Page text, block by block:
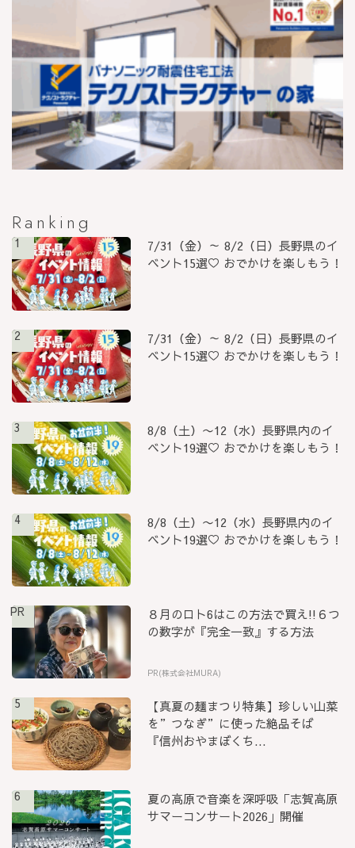
Ranking
1
7/31（金）～ 8/2（日）長野県のイ
ベント15選♡ おでかけを楽しもう！
2
7/31（金）～ 8/2（日）長野県のイ
ベント15選♡ おでかけを楽しもう！
3
8/8（土）〜12（水）長野県内のイ
ベント19選♡ おでかけを楽しもう！
4
8/8（土）〜12（水）長野県内のイ
ベント19選♡ おでかけを楽しもう！
PR
８月のロト6はこの方法で買え!!６つ
の数字が『完全一致』する方法
PR(株式会社MURA)
5
【真夏の麺まつり特集】珍しい山菜
を”つなぎ”に使った絶品そば
『信州おやまぼくち...
6
夏の高原で音楽を深呼吸「志賀高原
サマーコンサート2026」開催